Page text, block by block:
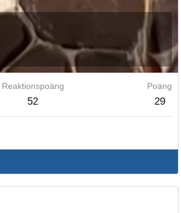
Reaktionspoäng
52
Poäng
29